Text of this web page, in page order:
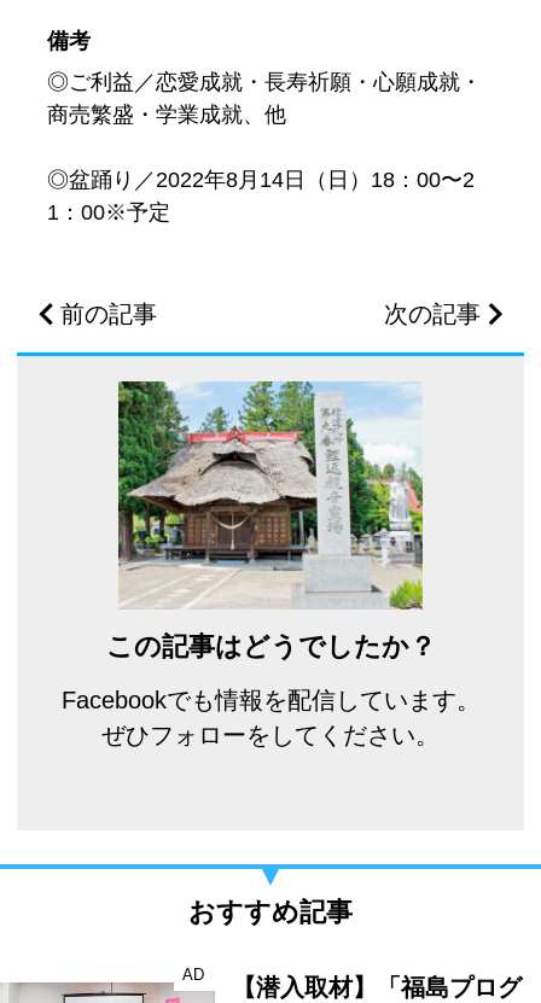
備考
◎ご利益／恋愛成就・長寿祈願・心願成就・
商売繁盛・学業成就、他
◎盆踊り／2022年8月14日（日）18：00〜2
1：00※予定
前の記事 次の記事
この記事はどうでしたか？
Facebookでも情報を配信しています。
ぜひフォローをしてください。
おすすめ記事
AD
【潜入取材】「福島プログ